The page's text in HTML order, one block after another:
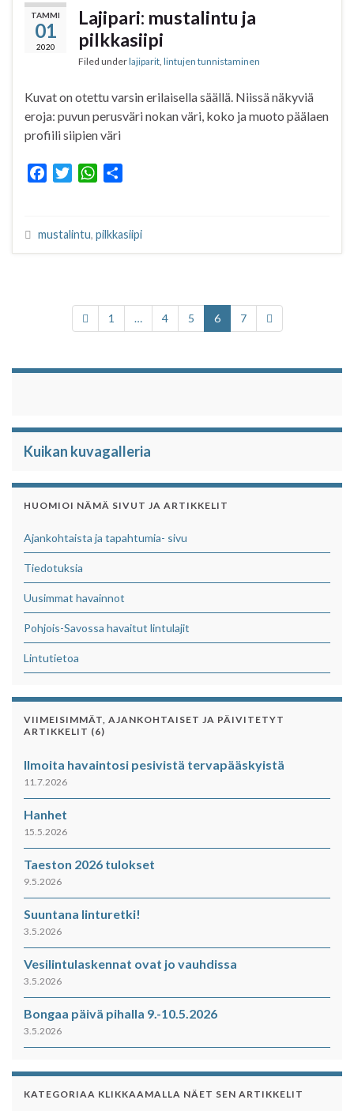
o
k
p
TAMMI
01
2020
Lajipari: mustalintu ja
pilkkasiipi
Filed underlajiparit lintujen tunnistaminen
Kuvat on otettu varsin erilaisella säällä. Niissä näkyviä
eroja: puvun perusväri nokan väri, koko ja muoto päälaen
profiili siipien väri
e
t
W
t
p
r
mustalintu, pilkkasiipi
1 … 4 5 6 7
Kuikan kuvagalleria
HUOMIOI NÄMÄ SIVUT JA ARTIKKELIT
Ajankohtaista ja tapahtumia- sivu
Tiedotuksia
Uusimmat havainnot
Pohjois-Savossa havaitut lintulajit
Lintutietoa
VIIMEISIMMÄT, AJANKOHTAISET JA PÄIVITETYT
ARTIKKELIT (6)
Ilmoita havaintosi pesivistä tervapääskyistä
11.7.2026
Hanhet
15.5.2026
Taeston 2026 tulokset
9.5.2026
Suuntana linturetki!
3.5.2026
Vesilintulaskennat ovat jo vauhdissa
3.5.2026
Bongaa päivä pihalla 9.-10.5.2026
3.5.2026
KATEGORIAA KLIKKAAMALLA NÄET SEN ARTIKKELIT